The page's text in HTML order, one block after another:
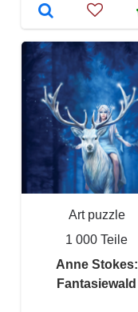
Art puzzle
1 000 Teile
Anne Stokes:
Fantasiewald